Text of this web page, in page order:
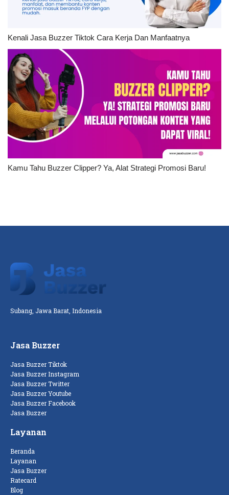
Kenali Jasa Buzzer Tiktok Cara Kerja Dan Manfaatnya
Kamu Tahu Buzzer Clipper? Ya, Alat Strategi Promosi Baru!
Subang, Jawa Barat, Indonesia
Jasa Buzzer
Jasa Buzzer Tiktok
Jasa Buzzer Instagram
Jasa Buzzer Twitter
Jasa Buzzer Youtube
Jasa Buzzer Facebook
Jasa Buzzer
Layanan
Beranda
Layanan
Jasa Buzzer
Ratecard
Blog